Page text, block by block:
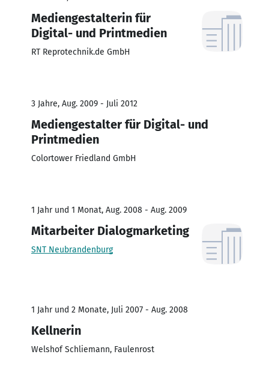
Mediengestalterin für
Digital- und Printmedien
RT Reprotechnik.de GmbH
3 Jahre, Aug. 2009 - Juli 2012
Mediengestalter für Digital- und
Printmedien
Colortower Friedland GmbH
1 Jahr und 1 Monat, Aug. 2008 - Aug. 2009
Mitarbeiter Dialogmarketing
SNT Neubrandenburg
1 Jahr und 2 Monate, Juli 2007 - Aug. 2008
Kellnerin
Welshof Schliemann, Faulenrost